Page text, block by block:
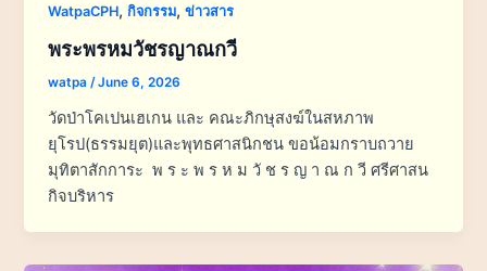
WatpaCPH,กิจกรรม,ข่าวสาร
พระพรหมวัชรญาณกวี
watpa /June 6, 2026
วัดป่าโคเปนเฮเกน และ คณะภิกษุสงฆ์ในสหภาพ
ยุโรป(ธรรมยุต)และพุทธศาสนิกชน ขอน้อมกราบถวาย
มุทิตาสักการะ พ ร ะ พ ร ห ม วั ช ร ญ า ณ ก วี ศรีศาสน
กิจบริหาร